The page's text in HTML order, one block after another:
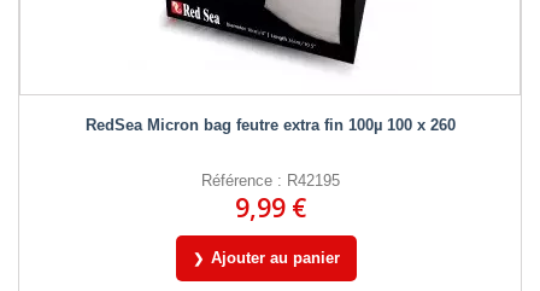
RedSea Micron bag feutre extra fin 100µ 100 x 260
Référence : R42195
9,99 €
Ajouter au panier